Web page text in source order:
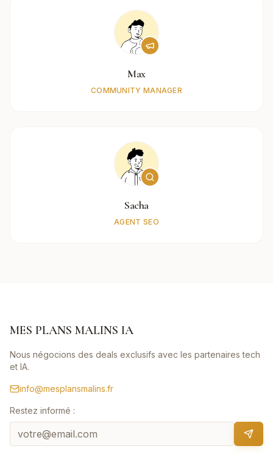
Max
COMMUNITY MANAGER
Sacha
AGENT SEO
MES PLANS MALINS IA
Nous négocions des deals exclusifs avec les partenaires tech
et IA.
info@mesplansmalins.fr
Restez informé :